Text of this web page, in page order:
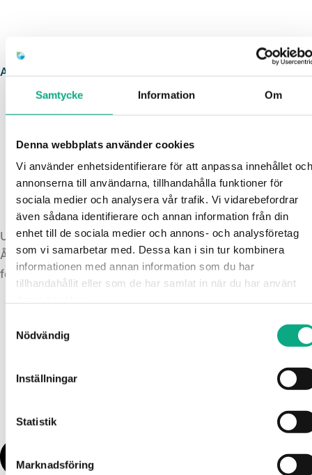
Samtycke Information Om
Denna webbplats använder cookies
Vi använder enhetsidentifierare för att anpassa innehållet och
annonserna till användarna, tillhandahålla funktioner för
sociala medier och analysera vår trafik. Vi vidarebefordrar
även sådana identifierare och annan information från din
enhet till de sociala medier och annons- och analysföretag
som vi samarbetar med. Dessa kan i sin tur kombinera
informationen med annan information som du har
tillhandahållit eller som de har samlat in när du har använt
Nödvändig
Inställningar
Statistik
Marknadsföring
Avloppsspolning i Mörbylånga
Underhållsspolning i Mörbylånga
Återkommande spolning som håller rören i gott skick och
förebygger att beläggningar byggs upp i systemet.